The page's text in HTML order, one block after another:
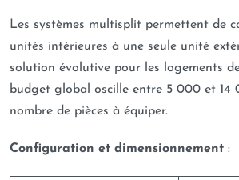
Les systèmes multisplit permettent de
unités intérieures à une seule unité
solution évolutive pour les logements
budget global oscille entre 5 000 et 14
nombre de pièces à équiper.
Configuration et dimensionnement :